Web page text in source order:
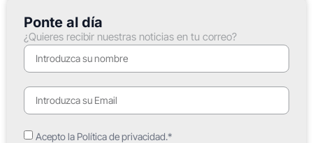
Ponte al día
¿Quieres recibir nuestras noticias en tu correo?
Acepto la Política de privacidad.*